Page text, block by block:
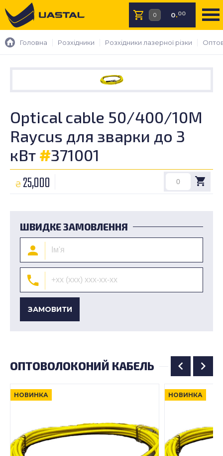
0.00
Головна Розхідники Розхідники лазерної різки
Optical cable 50/400/10M
Raycus для зварки до 3
кВт #371001
₴ 25,000
ШВИДКЕ ЗАМОВЛЕННЯ
ЗАМОВИТИ
ОПТОВОЛОКОНИЙ КАБЕЛЬ
НОВИНКА НОВИНКА